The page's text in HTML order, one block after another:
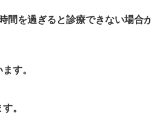
間を過ぎると診療できない場合
す。
。